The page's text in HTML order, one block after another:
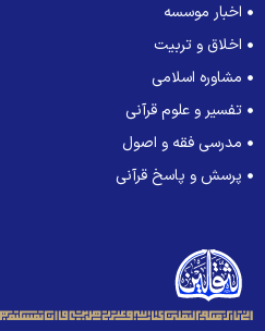
اخبار موسسه
اخلاق و تربیت
مشاوره اسلامی
تفسیر و علوم قرآنی
مدرسی فقه و اصول
پرسش و پاسخ قرآنی